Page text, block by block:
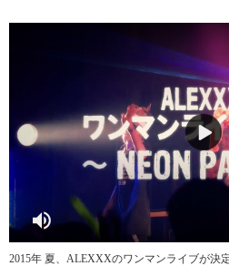
2015年 夏、ALEXXXのワンマンライブが決